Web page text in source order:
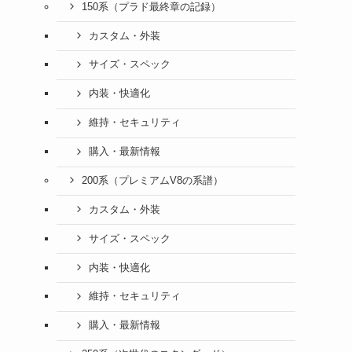
150系（プラド最終章の記録）
カスタム・外装
サイズ・スペック
内装・快適化
維持・セキュリティ
購入・最新情報
200系（プレミアムV8の系譜）
カスタム・外装
サイズ・スペック
内装・快適化
維持・セキュリティ
購入・最新情報